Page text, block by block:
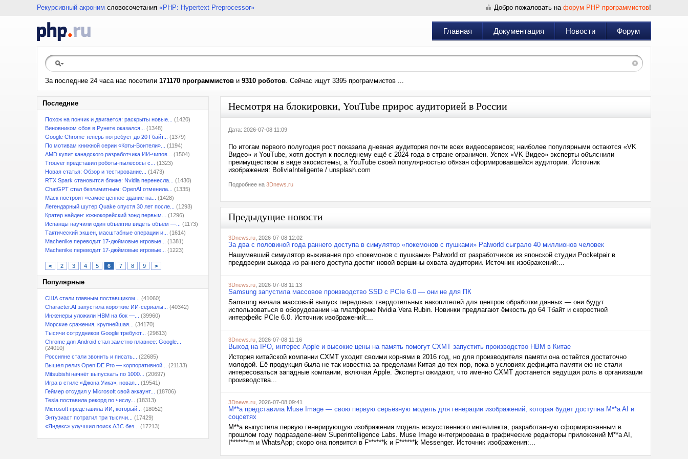
Рекурсивный акроним словосочетания «PHP: Hypertext Preprocessor» Добро пожаловать на форум PHP программистов!
Главная Документация Новости Форум
За последние 24 часа нас посетили 171170 программистов и 9310 роботов. Сейчас ищут 3395 программистов ...
Последние
Похож на пончик и двигается: раскрыты новые...
(1420)
Виновником сбоя в Рунете оказался...
(1348)
Google Chrome теперь потребует до 20 Гбайт...
(1379)
По мотивам книжной серии «Коты-Воители»...
(1194)
AMD купит канадского разработчика ИИ-чипов...
(1504)
Trouver представил роботы-пылесосы с...
(1323)
Новая статья: Обзор и тестирование...
(1473)
RTX Spark становится ближе: Nvidia перенесла...
(1430)
ChatGPT стал безлимитным: OpenAI отменила...
(1335)
Маск построит «самое ценное здание на...
(1428)
Легендарный шутер Quake спустя 30 лет после...
(1293)
Кратер найден: южнокорейский зонд первым...
(1296)
Испанцы научили один объектив видеть объём —...
(1173)
Тактический экшен, масштабные операции и...
(1614)
Machenike переводит 17-дюймовые игровые...
(1381)
Machenike переводит 17-дюймовые игровые...
(1223)
< 2 3 4 5 6 7 8 9 >
Популярные
США стали главным поставщиком...
(41060)
Character.AI запустила короткие ИИ-сериалы...
(40342)
Инженеры уложили HBM на бок —...
(39960)
Морские сражения, крупнейшая...
(34170)
Тысячи сотрудников Google требуют...
(29813)
Chrome для Android стал заметно плавнее: Google...
(24010)
Россияне стали звонить и писать...
(22685)
Вышел релиз OpenIDE Pro — корпоративной...
(21133)
Mitsubishi начнёт выпускать по 1000...
(20697)
Игра в стиле «Джона Уика», новая...
(19541)
Геймер отсудил у Microsoft свой аккаунт...
(18706)
Tesla поставила рекорд по числу...
(18313)
Microsoft представила ИИ, который...
(18052)
Энтузиаст потратил три тысячи...
(17429)
«Яндекс» улучшил поиск АЗС без...
(17213)
Несмотря на блокировки, YouTube прирос аудиторией в России
Дата: 2026-07-08 11:09
По итогам первого полугодия рост показала дневная аудитория почти всех видеосервисов; наиболее популярными остаются «VK
Видео» и YouTube, хотя доступ к последнему ещё с 2024 года в стране ограничен. Успех «VK Видео» эксперты объяснили
преимуществом в виде экосистемы, а YouTube своей популярностью обязан сформировавшейся аудитории. Источник
изображения: BoliviaInteligente / unsplash.com
Подробнее на 3Dnews.ru
Предыдущие новости
3Dnews.ru , 2026-07-08 12:02
За два с половиной года раннего доступа в симулятор «покемонов с пушками» Palworld сыграло 40 миллионов человек
Нашумевший симулятор выживания про «покемонов с пушками» Palworld от разработчиков из японской студии Pocketpair в
преддверии выхода из раннего доступа достиг новой вершины охвата аудитории. Источник изображений:...
3Dnews.ru , 2026-07-08 11:13
Samsung запустила массовое производство SSD с PCIe 6.0 — они не для ПК
Samsung начала массовый выпуск передовых твердотельных накопителей для центров обработки данных — они будут
использоваться в оборудовании на платформе Nvidia Vera Rubin. Новинки предлагают ёмкость до 64 Тбайт и скоростной
интерфейс PCIe 6.0. Источник изображений:...
3Dnews.ru , 2026-07-08 11:16
Выход на IPO, интерес Apple и высокие цены на память помогут CXMT запустить производство HBM в Китае
История китайской компании CXMT уходит своими корнями в 2016 год, но для производителя памяти она остаётся достаточно
молодой. Её продукция была не так известна за пределами Китая до тех пор, пока в условиях дефицита памяти ею не стали
интересоваться западные компании, включая Apple. Эксперты ожидают, что именно CXMT достанется ведущая роль в организации
производства...
3Dnews.ru , 2026-07-08 09:41
M**a представила Muse Image — свою первую серьёзную модель для генерации изображений, которая будет доступна M**a AI и
соцсетях
M**a выпустила первую генерирующую изображения модель искусственного интеллекта, разработанную сформированным в
прошлом году подразделением Superintelligence Labs. Muse Image интегрирована в графические редакторы приложений M**a AI,
I*******m и WhatsApp; скоро она появится в F******k и F******k Messenger. Источник изображения:...